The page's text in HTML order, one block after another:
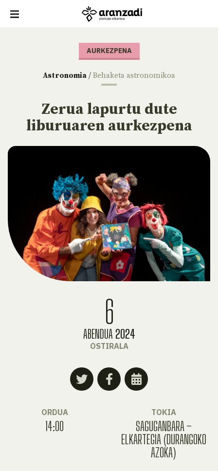
AURKEZPENA
Astronomia / Behaketa astronomikoa
Zerua lapurtu dute
liburuaren aurkezpena
6
ABENDUA 2024
OSTIRALA
ORDUA
14:00
TOKIA
SAGUGANBARA –
ELKARTEGIA (DURANGOKO
AZOKA)